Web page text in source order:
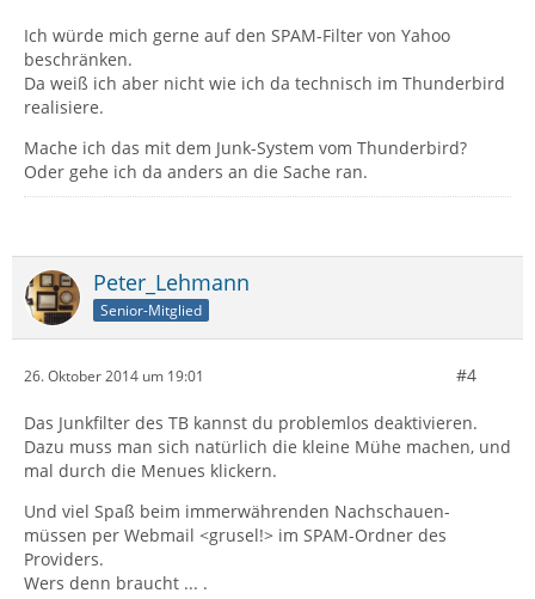
Ich würde mich gerne auf den SPAM-Filter von Yahoo
beschränken.
Da weiß ich aber nicht wie ich da technisch im Thunderbird
realisiere.
Mache ich das mit dem Junk-System vom Thunderbird?
Oder gehe ich da anders an die Sache ran.
Peter_Lehmann
Senior-Mitglied
26. Oktober 2014 um 19:01 #4
Das Junkfilter des TB kannst du problemlos deaktivieren.
Dazu muss man sich natürlich die kleine Mühe machen, und
mal durch die Menues klickern.
Und viel Spaß beim immerwährenden Nachschauen-
müssen per Webmail <grusel!> im SPAM-Ordner des
Providers.
Wers denn braucht ... .